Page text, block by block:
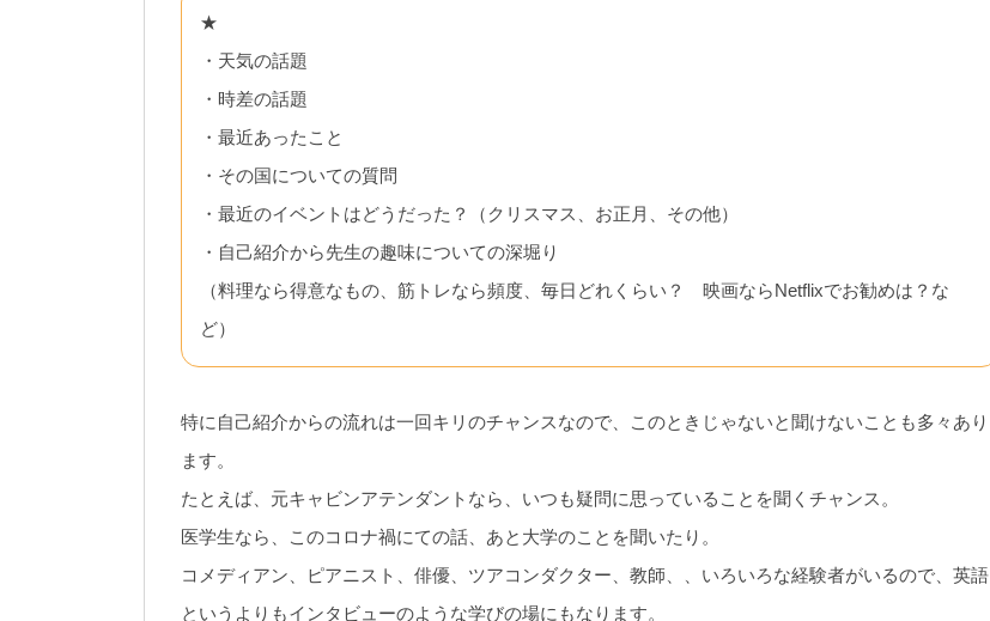
★
・天気の話題
・時差の話題
・最近あったこと
・その国についての質問
・最近のイベントはどうだった？（クリスマス、お正月、その他）
・自己紹介から先生の趣味についての深堀り
（料理なら得意なもの、筋トレなら頻度、毎日どれくらい？ 映画ならNetflixでお勧めは？な
ど）
特に自己紹介からの流れは一回キリのチャンスなので、このときじゃないと聞けないことも多々あり
ます。
たとえば、元キャビンアテンダントなら、いつも疑問に思っていることを聞くチャンス。
医学生なら、このコロナ禍にての話、あと大学のことを聞いたり。
コメディアン、ピアニスト、俳優、ツアコンダクター、教師、、いろいろな経験者がいるので、英語
というよりもインタビューのような学びの場にもなります。